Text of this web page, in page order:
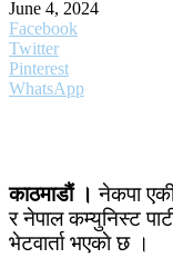
June 4, 2024
Facebook
Twitter
Pinterest
WhatsApp
काठमाडाैं । नेकपा
र नेपाल कम्युनिस्ट
भेटवार्ता भएकाे छ ।